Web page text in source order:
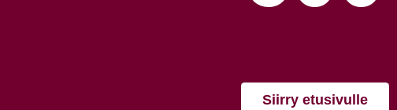
Siirry etusivulle